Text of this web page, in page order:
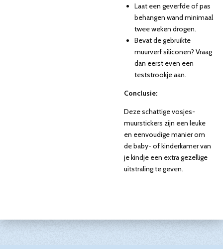
Laat een geverfde of pas
behangen wand minimaal
twee weken drogen.
Bevat de gebruikte
muurverf siliconen? Vraag
dan eerst even een
teststrookje aan.
Conclusie:
Deze schattige vosjes-
muurstickers zijn een leuke
en eenvoudige manier om
de baby- of kinderkamer van
je kindje een extra gezellige
uitstraling te geven.